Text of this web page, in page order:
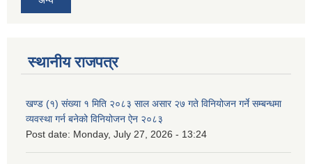
स्थानीय राजपत्र
खण्ड (१) संख्या १ मिति २०८३ साल असार २७ गते विनियोजन गर्ने सम्बन्धमा
व्यवस्था गर्न बनेको विनियोजन ऐन २०८३
Post date: Monday, July 27, 2026 - 13:24